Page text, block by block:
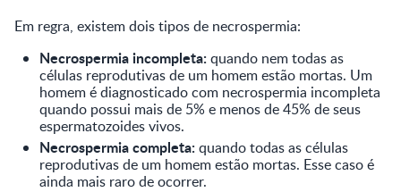
Em regra, existem dois tipos de necrospermia:
Necrospermia incompleta:quando nem todas as
células reprodutivas de um homem estão mortas. Um
homem é diagnosticado com necrospermia incompleta
quando possui mais de 5% e menos de 45% de seus
espermatozoides vivos.
Necrospermia completa:quando todas as células
reprodutivas de um homem estão mortas. Esse caso é
ainda mais raro de ocorrer.